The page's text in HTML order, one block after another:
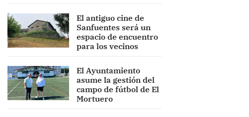
El antiguo cine de
Sanfuentes será un
espacio de encuentro
para los vecinos
El Ayuntamiento
asume la gestión del
campo de fútbol de El
Mortuero